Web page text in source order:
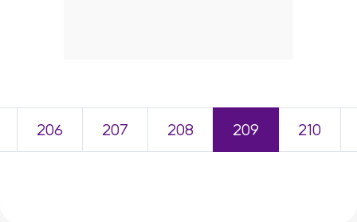
206 207 208 209 210